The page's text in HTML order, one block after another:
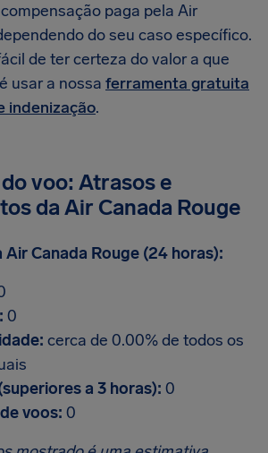
paga pela Air
do seu caso específico.
de ter certeza do valor a que
usar a nossa ferramenta gratuita
indenização.
voo: Atrasos e
da Air Canada Rouge
Canada Rouge (24 horas):
0
cerca de 0.00% de todos os
a 3 horas): 0
voos: 0